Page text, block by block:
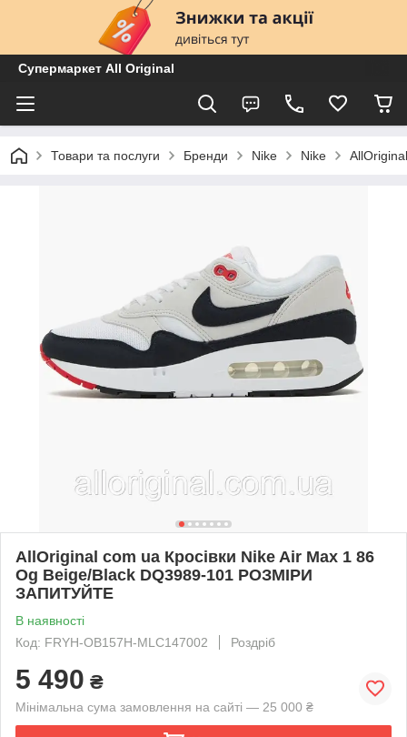
Супермаркет All Original
Товари та послуги Бренди Nike Nike
AllOriginal com ua Кросівки Nike Air Max 1 86
Og Beige/Black DQ3989-101 РОЗМІРИ
ЗАПИТУЙТЕ
В наявності
Код: FRYH-OB157H-MLC147002
Роздріб
5 490 ₴
Мінімальна сума замовлення на сайті — 25 000 ₴